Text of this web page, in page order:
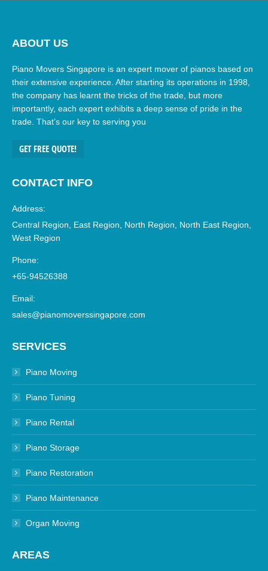
ABOUT US
Piano Movers Singapore is an expert mover of pianos based on
their extensive experience. After starting its operations in 1998,
the company has learnt the tricks of the trade, but more
importantly, each expert exhibits a deep sense of pride in the
trade. That’s our key to serving you
GET FREE QUOTE!
CONTACT INFO
Address:
Central Region, East Region, North Region, North East Region,
West Region
Phone:
+65-94526388
Email:
sales@pianomoverssingapore.com
SERVICES
Piano Moving
Piano Tuning
Piano Rental
Piano Storage
Piano Restoration
Piano Maintenance
Organ Moving
AREAS